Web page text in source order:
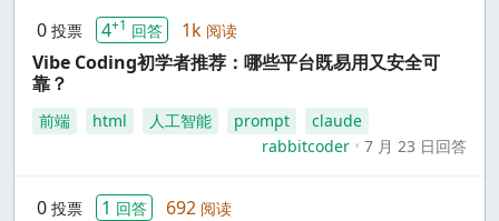
0 投票 4+1 回答 1k 阅读
Vibe Coding初学者推荐：哪些平台既易用又安全可
靠？
前端 html 人工智能 prompt
claude
rabbitcoder
7 月 23 日回答
0 投票 1 回答 692 阅读